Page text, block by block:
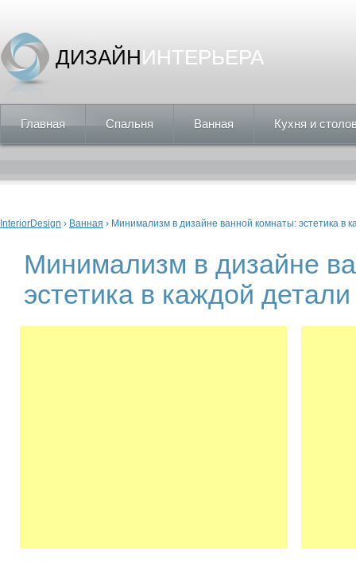
ДИЗАЙНИНТЕРЬЕРА
Главная Спальня Ванная Кухня и
Вы здесь
InteriorDesign › Ванная › Минимализм в дизайне ванной комнаты: эстетика в
Минимализм в дизайне
эстетика в каждой детали